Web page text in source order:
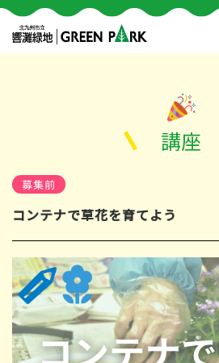
講座
募集前
コンテナで草花を育てよう